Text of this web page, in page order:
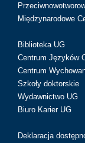
Międzynarodowe
Biblioteka UG
Centrum Języków
Centrum
Szkoły doktorskie
Wydawnictwo UG
Biuro Karier UG
Deklaracja